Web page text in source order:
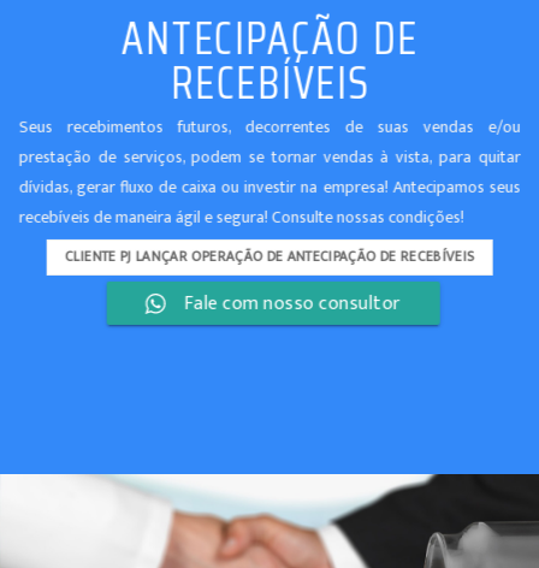
ANTECIPAÇÃO DE
RECEBÍVEIS
Seus recebimentos futuros, decorrentes de suas vendas e/ou
prestação de serviços, podem se tornar vendas à vista, para quitar
dívidas, gerar fluxo de caixa ou investir na empresa! Antecipamos seus
recebíveis de maneira ágil e segura! Consulte nossas condições!
CLIENTE PJ LANÇAR OPERAÇÃO DE ANTECIPAÇÃO DE RECEBÍVEIS
Fale com nosso consultor